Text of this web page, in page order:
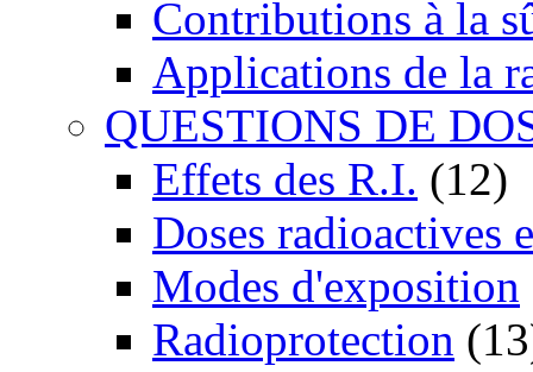
Contributions à la
Applications de la
QUESTIONS DE
Effets des R.I. (12)
Doses radioactives
Modes d'exposition
Radioprotection